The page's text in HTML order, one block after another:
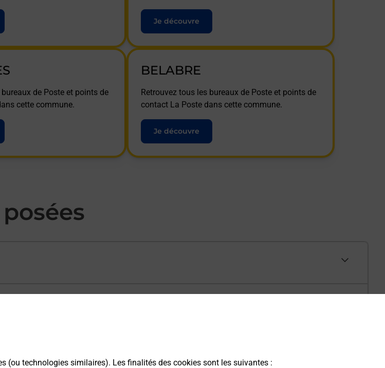
(ou technologies similaires). Les finalités des cookies sont les suivantes :
Je découvre
de Poste et points de
cette commune.
BELABRE
Retrouvez tous les bureaux de Poste et points de
contact La Poste dans cette commune.
Je découvre